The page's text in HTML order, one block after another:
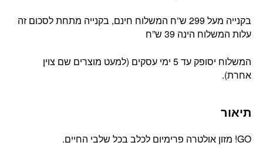
בקנייה מעל 299 ש”ח המשלוח חינם, בקנייה מתחת לסכום זה
עלות המשלוח הינה 39 ש”ח
המשלוח יסופק עד 5 ימי עסקים (למעט מוצרים שם צוין
אחרת).
תיאור
GO! מזון אולטרה פרימיום לכלב בכל שלבי החיים.